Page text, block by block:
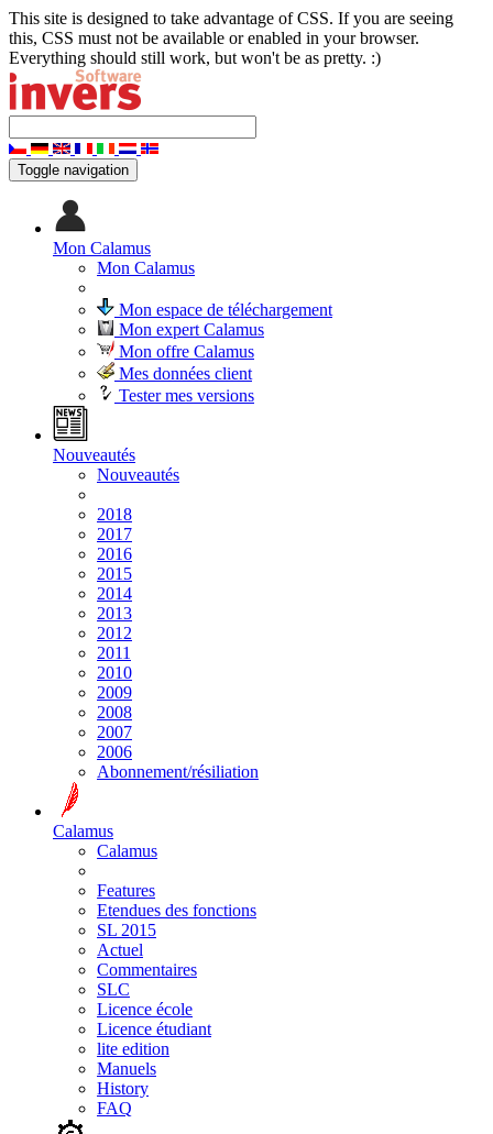
This site is designed to take advantage of CSS. If you are seeing
this, CSS must not be available or enabled in your browser.
Everything should still work, but won't be as pretty. :)
Toggle navigation
Mon Calamus
Mon Calamus
Mon espace de téléchargement
Mon expert Calamus
Mon offre Calamus
Mes données client
Tester mes versions
Nouveautés
Nouveautés
2018
2017
2016
2015
2014
2013
2012
2011
2010
2009
2008
2007
2006
Abonnement/résiliation
Calamus
Calamus
Features
Etendues des fonctions
SL 2015
Actuel
Commentaires
SLC
Licence école
Licence étudiant
lite edition
Manuels
History
FAQ